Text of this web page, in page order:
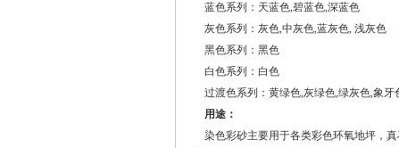
蓝色系列：天蓝色,碧蓝色,深蓝色
灰色系列：灰色,中灰色,蓝灰色, 浅灰色
黑色系列：黑色
白色系列：白色
过渡色系列：黄绿色,灰绿色,绿灰色,象牙
用途：
染色彩砂主要用于各类彩色环氧地坪，